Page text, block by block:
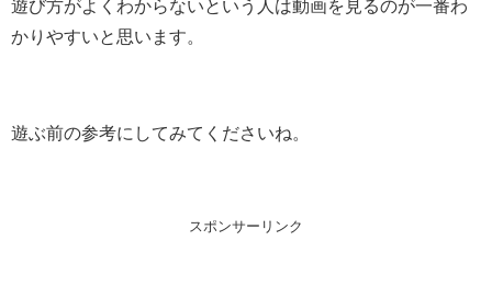
遊び方がよくわからないという人は動画を見るのが一番わ
かりやすいと思います。
遊ぶ前の参考にしてみてくださいね。
スポンサーリンク